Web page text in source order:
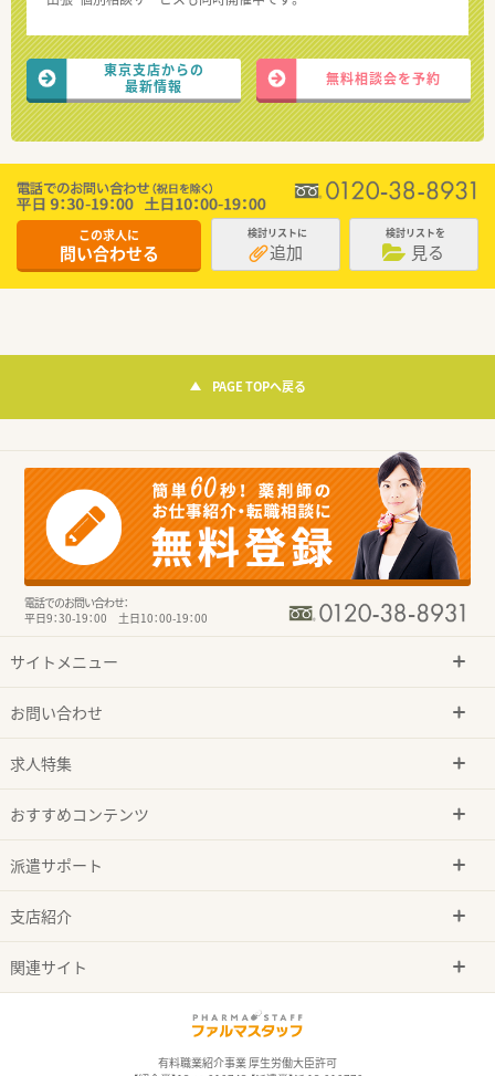
東京支店からの
最新情報
無料相談会を予約
この求人に
問い合わせる
検討リストに
追加
検討リストを
見る
PAGE TOPへ戻る
電話でのお問い合わせ：
平日9：30-19：00 土日10：00-19：00
サイトメニュー
お問い合わせ
求人特集
おすすめコンテンツ
派遣サポート
支店紹介
関連サイト
有料職業紹介事業 厚生労働大臣許可